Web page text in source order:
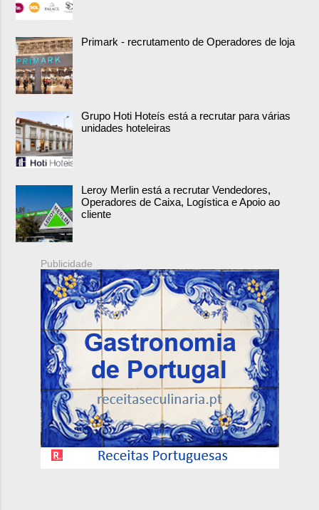
Primark - recrutamento de Operadores de loja
Grupo Hoti Hoteís está a recrutar para várias
unidades hoteleiras
Leroy Merlin está a recrutar Vendedores,
Operadores de Caixa, Logística e Apoio ao
cliente
Publicidade